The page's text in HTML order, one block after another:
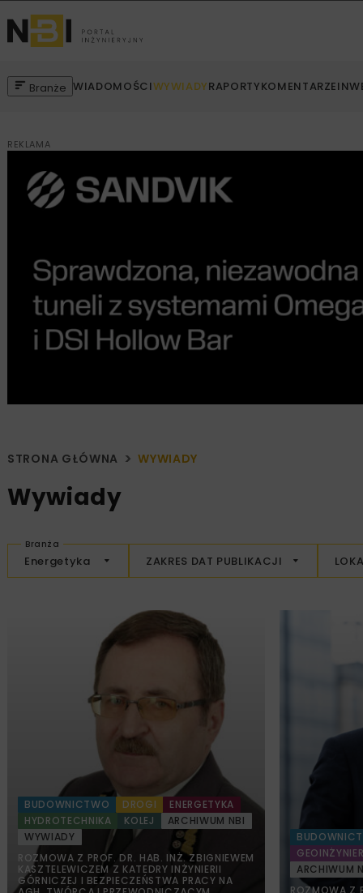
Branże WIADOMOŚCIWYWIADYRAPORTYKOMENTARZE
REKLAMA
STRONA GŁÓWNA WYWIADY
Wywiady
Energetyka
Branża
ZAKRES DAT PUBLIKACJI
BUDOWNICTWO DROGI
ENERGETYKA
HYDROTECHNIKA
KOLEJ
ARCHIWUM NBI
WYWIADY
ROZMOWA Z PROF. DR. HAB. INŻ. ZBIGNIEWEM
KASZTELEWICZEM Z KATEDRY INŻYNIERII
GÓRNICZEJ I BEZPIECZEŃSTWA PRACY NA
ARCHIWUM